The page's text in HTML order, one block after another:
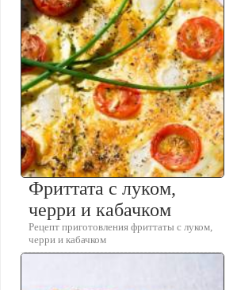
Фриттата с луком,
черри и кабачком
Рецепт приготовления фриттаты с луком,
черри и кабачком